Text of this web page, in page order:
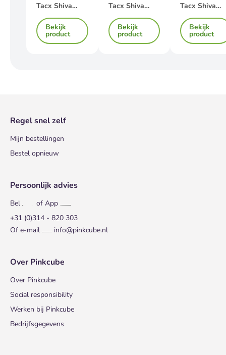
Tacx Shiva
bidon 500cc
Bekijk
product
Tacx Shiva
500cc Bio
Bidon
bedrukken
Bekijk
product
Tacx Shiva
750cc Bio
Bidon
bedrukken
Bekijk
product
Regel snel zelf
Mijn bestellingen
Bestel opnieuw
Persoonlijk advies
Bel
of App
+31 (0)314 - 820 303
Of e-mail
info@pinkcube.nl
Over Pinkcube
Over Pinkcube
Social responsibility
Werken bij Pinkcube
Bedrijfsgegevens